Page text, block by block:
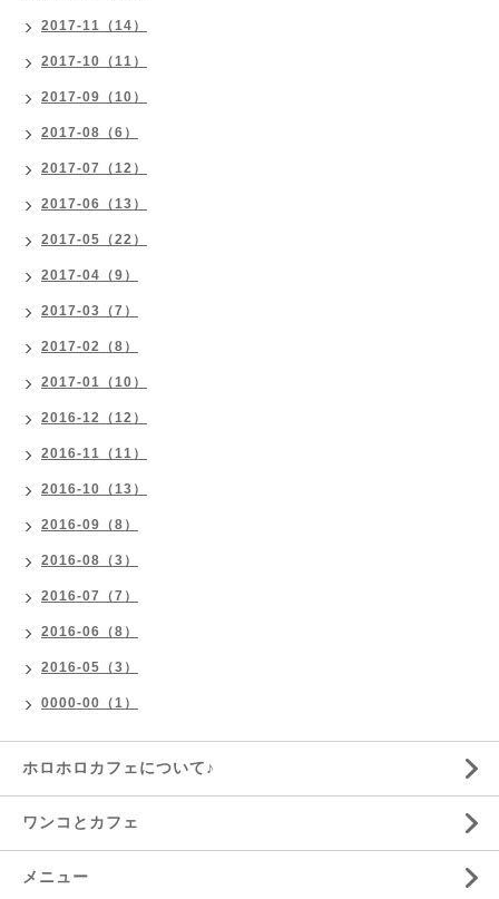
2017-11（14）
2017-10（11）
2017-09（10）
2017-08（6）
2017-07（12）
2017-06（13）
2017-05（22）
2017-04（9）
2017-03（7）
2017-02（8）
2017-01（10）
2016-12（12）
2016-11（11）
2016-10（13）
2016-09（8）
2016-08（3）
2016-07（7）
2016-06（8）
2016-05（3）
0000-00（1）
ホロホロカフェについて♪
ワンコとカフェ
メニュー